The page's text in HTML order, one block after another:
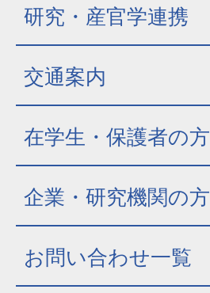
研究・産官学連携
交通案内
在学生・保護者の方
企業・研究機関の方
お問い合わせ一覧